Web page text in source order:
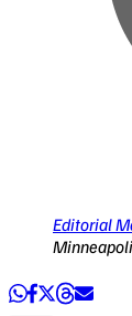
Editorial